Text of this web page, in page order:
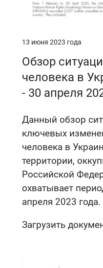
13 июня 2023 года
Обзор
человека в
- 30 апреля
Данный обзор
ключевых
человека в
территории,
Российской
охватывает
апреля 2023 года.
Загрузить